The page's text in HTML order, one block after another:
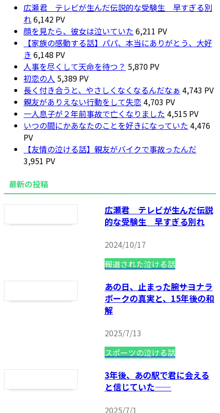
広瀬君 テレビが生んだ伝説的な受験生 早すぎる別
れ6,142 PV
顔を見たら、彼女は泣いていた 6,211 PV
【家族の感動する話】パパ、本当にありがとう、大好
き 6,148 PV
人事を尽くして天命を待つ？ 5,870 PV
初恋の人 5,389 PV
長く付き合うと、やさしくなくなるんだなぁ 4,743 PV
親友がありえない行動をして失恋 4,703 PV
一人息子が２年前事故で亡くなりました 4,515 PV
いつの間にかあなたのことを好きになっていた 4,476
PV
【友情の泣ける話】親友がバイクで事故ったんだ
3,951 PV
最新の投稿
広瀬君 テレビが生んだ伝説
的な受験生 早すぎる別れ
2024/10/17
報道された泣ける話
あの日、止まった腕――サヨナラ
ボークの真実と、15年後の和
解
2025/7/13
スポーツの泣ける話
3年後、あの駅で君に会える
と信じていた——
2025/7/1